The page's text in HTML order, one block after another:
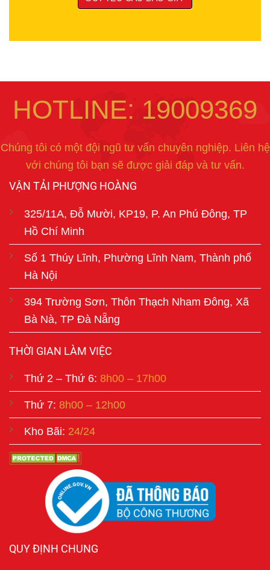
HOTLINE: 19009369
Chúng tôi có một đội ngũ tư vấn chuyên nghiệp. Liên hệ
với chúng tôi bạn sẽ được giải đáp và tư vấn.
VẬN TẢI PHƯỢNG HOÀNG
325/11A, Đỗ Mười, KP19, P. An Phú Đông, TP
Hồ Chí Minh
Số 1 Thúy Lĩnh, Phường Lĩnh Nam, Thành phố
Hà Nội
394 Trường Sơn, Thôn Thạch Nham Đông, Xã
Bà Nà, TP Đà Nẵng
THỜI GIAN LÀM VIỆC
Thứ 2 – Thứ 6: 8h00 – 17h00
Thứ 7: 8h00 – 12h00
Kho Bãi: 24/24
QUY ĐỊNH CHUNG